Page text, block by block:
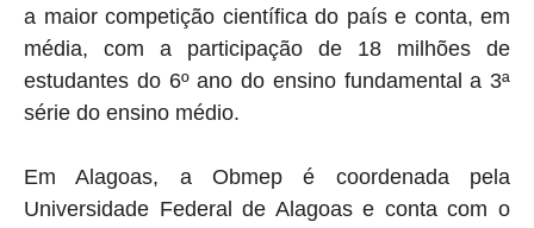
a maior competição científica do país e conta, em
média, com a participação de 18 milhões de
estudantes do 6º ano do ensino fundamental a 3ª
série do ensino médio.
Em Alagoas, a Obmep é coordenada pela
Universidade Federal de Alagoas e conta com o